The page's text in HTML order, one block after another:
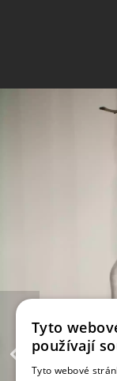
Tyto
používají
Tyto webové